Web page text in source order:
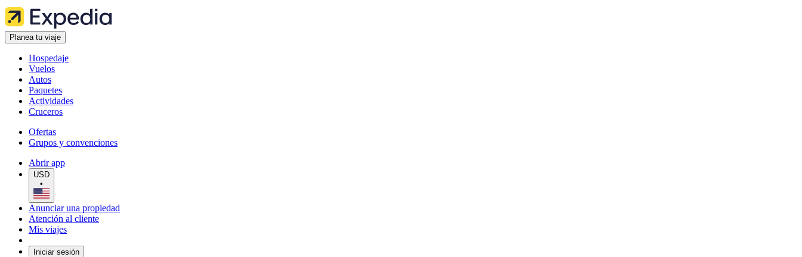
Planea tu viaje
Hospedaje
Vuelos
Autos
Paquetes
Actividades
Cruceros
Ofertas
Grupos y convenciones
Abrir app
USD
•
Anunciar una propiedad
Atención al cliente
Mis viajes
Iniciar sesión